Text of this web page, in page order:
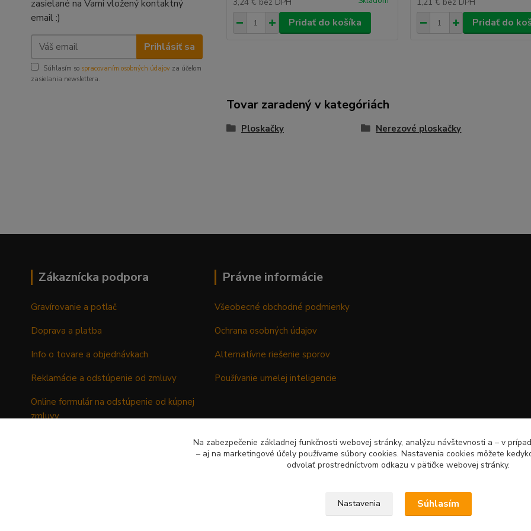
zasielané na Vami vložený kontaktný
email :)
Prihlásiť sa
Súhlasím so spracovaním osobných údajov za účelom
zasielania newslettera.
Pridať do košíka Pridať do
Tovar zaradený v kategóriách
Ploskačky Nerezové ploskačky
Zákaznícka podpora
Gravírovanie a potlač
Doprava a platba
Info o tovare a objednávkach
Reklamácie a odstúpenie od zmluvy
Online formulár na odstúpenie od kúpnej
zmluvy
Právne informácie
Všeobecné obchodné podmienky
Ochrana osobných údajov
Alternatívne riešenie sporov
Používanie umelej inteligencie
Na zabezpečenie základnej funkčnosti webovej stránky, analýzu návštevnosti a – v
– aj na marketingové účely používame súbory cookies. Nastavenia cookies môžete
odvolať prostredníctvom odkazu v pätičke webovej stránky.
Nastavenia Súhlasím